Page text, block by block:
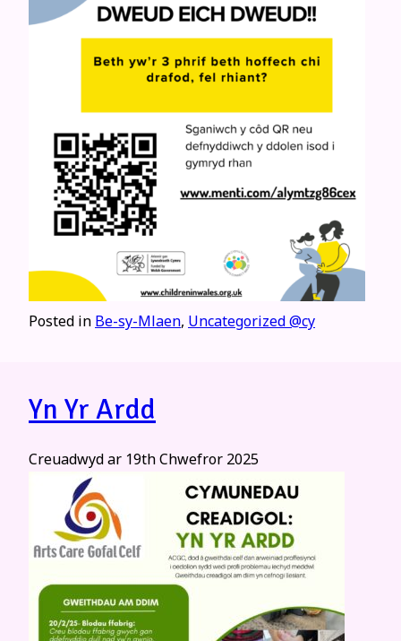
Posted in Be-sy-Mlaen, Uncategorized @cy
Yn Yr Ardd
Creuadwyd ar 19th Chwefror 2025